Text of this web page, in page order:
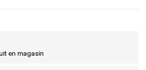
en magasin